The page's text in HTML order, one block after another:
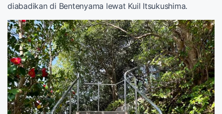
diabadikan di Bentenyama lewat Kuil Itsukushima.